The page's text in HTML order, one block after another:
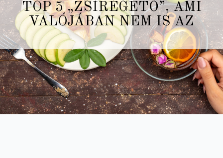
TOP 5 „ZSÍRÉGETŐ”, AMI
VALÓJÁBAN NEM IS AZ